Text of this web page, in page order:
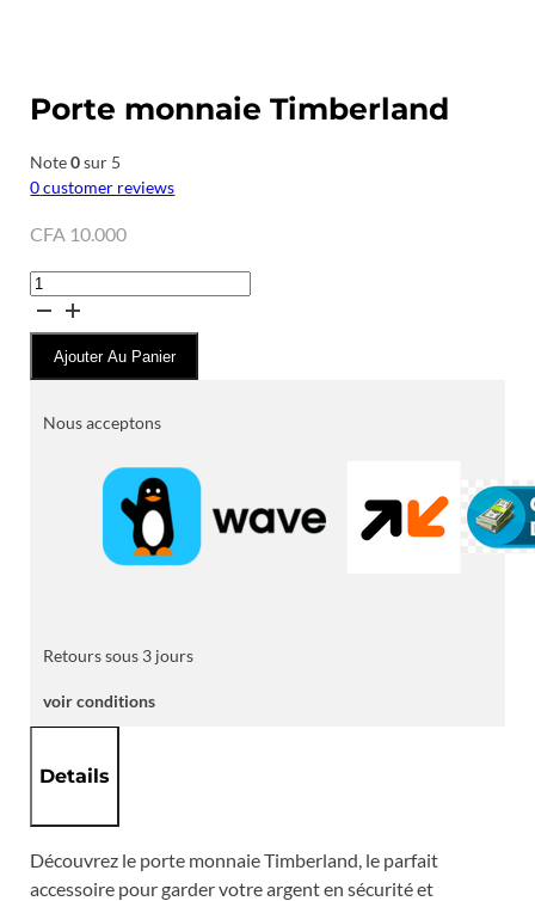
Porte monnaie Timberland
Note0sur 5
0customer reviews
CFA 10.000
quantité
de
Porte
monnaie
Ajouter Au Panier
Nous acceptons
Retours sous 3 jours
voir conditions
Details
Découvrez le porte monnaie Timberland, le parfait
accessoire pour garder votre argent en sécurité et